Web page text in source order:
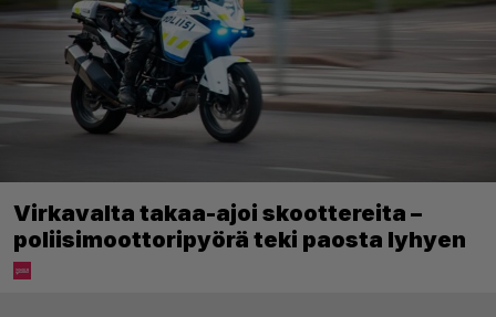
Virkavalta takaa-ajoi skoottereita –
poliisimoottoripyörä teki paosta lyhyen